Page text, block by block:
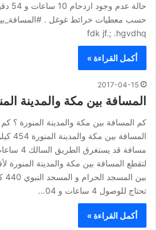
fdk jf.; .hgvdhq
أكمل القراءة »
2017-04-15
المسافة بين مكة والمدينة
كم المسافة بين مكة والمدينة المنورة ؟
لتقطع المسافة بين مكة والمدينة المنورة
تحتاج للوصول 4 ساعات و 04…
أكمل القراءة »